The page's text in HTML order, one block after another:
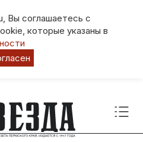
Вы соглашаетесь с
которые указаны в